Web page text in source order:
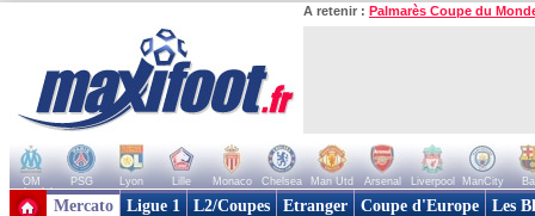
A retenir : Palmarès Coupe du
OM PSG Lyon Lille Monaco Chelsea Man Utd Arsenal Liverpool ManCity
+ de clubs
Mercato Ligue 1 L2/Coupes Etranger Coupe d'Europe Les